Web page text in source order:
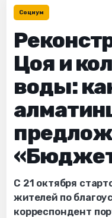
Социум
Цоя и
воды:
С 21 октября
жителей по
корреспондент